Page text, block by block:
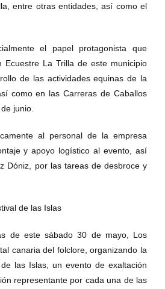
entre otras entidades, así como el
el papel protagonista que
Ecuestre La Trilla de este municipio
de las actividades equinas de la
como en las Carreras de Caballos
junio.
al personal de la empresa
y apoyo logístico al evento, así
Dóniz, por las tareas de desbroce y
de las Islas
de este sábado 30 de mayo, Los
canaria del folclore, organizando la
las Islas, un evento de exaltación
representante por cada una de las